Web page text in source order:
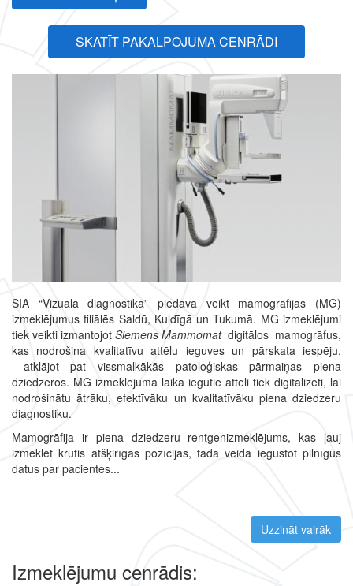
SKATĪT PAKALPOJUMA CENRĀDI
SIA “Vizuālā diagnostika” piedāvā veikt mamogrāfijas (MG)
izmeklējumus filiālēs Saldū, Kuldīgā un Tukumā. MG izmeklējumi
tiek veikti izmantojot Siemens Mammomatdigitālos mamogrāfus,
kas nodrošina kvalitatīvu attēlu ieguves un pārskata iespēju,
atklājot pat vissmalkākās patoloģiskas pārmaiņas piena
dziedzeros. MG izmeklējuma laikā iegūtie attēli tiek digitalizēti, lai
nodrošinātu ātrāku, efektīvāku un kvalitatīvāku piena dziedzeru
diagnostiku.
Mamogrāfija ir piena dziedzeru rentgenizmeklējums, kas ļauj
izmeklēt krūtis atšķirīgās pozīcijās, tādā veidā iegūstot pilnīgus
datus par pacientes...
Uzzināt vairāk
Izmeklējumu cenrādis: